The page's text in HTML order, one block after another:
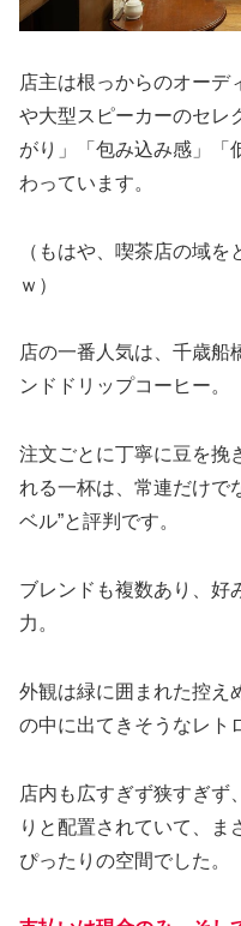
店主は根っからのオーデ
や大型スピーカーのセレ
がり」「包み込み感」「
わっています。
（もはや、喫茶店の域
ｗ）
店の一番人気は、千歳船
ンドドリップコーヒー。
注文ごとに丁寧に豆を挽
れる一杯は、常連だけで
ベル”と評判です。
ブレンドも複数あり、好
力。
外観は緑に囲まれた控え
の中に出てきそうなレト
店内も広すぎず狭すぎず
りと配置されていて、ま
ぴったりの空間でした。